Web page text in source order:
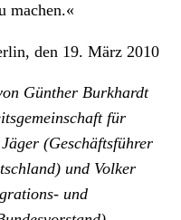
machen.«
den 19. März 2010
Günther Burkhardt
für
(Geschäftsführer
und Volker
und